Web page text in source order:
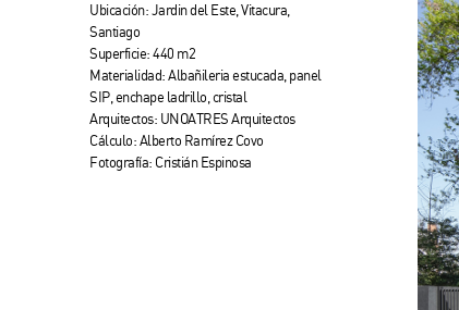
Ubicación: Jardin del Este, Vitacura,
Santiago
Superficie: 440 m2
Materialidad: Albañileria estucada, panel
SIP, enchape ladrillo, cristal
Arquitectos: UNOATRES Arquitectos
Cálculo: Alberto Ramírez Covo
Fotografía: Cristián Espinosa